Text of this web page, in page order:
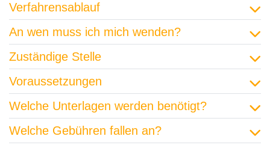
Verfahrensablauf
An wen muss ich mich wenden?
Zuständige Stelle
Voraussetzungen
Welche Unterlagen werden benötigt?
Welche Gebühren fallen an?